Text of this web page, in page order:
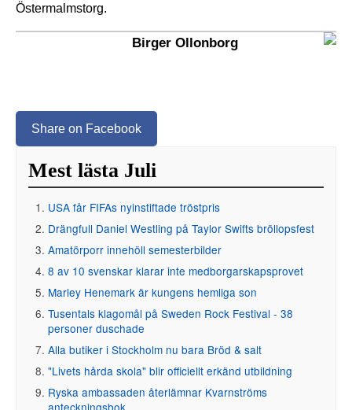
Östermalmstorg.
Birger Ollonborg
Share on Facebook
Mest lästa Juli
USA får FIFAs nyinstiftade tröstpris
Drängfull Daniel Westling på Taylor Swifts bröllopsfest
Amatörporr innehöll semesterbilder
8 av 10 svenskar klarar inte medborgarskapsprovet
Marley Henemark är kungens hemliga son
Tusentals klagomål på Sweden Rock Festival - 38
personer duschade
Alla butiker i Stockholm nu bara Bröd & salt
"Livets hårda skola" blir officiellt erkänd utbildning
Ryska ambassaden återlämnar Kvarnströms
anteckningsbok